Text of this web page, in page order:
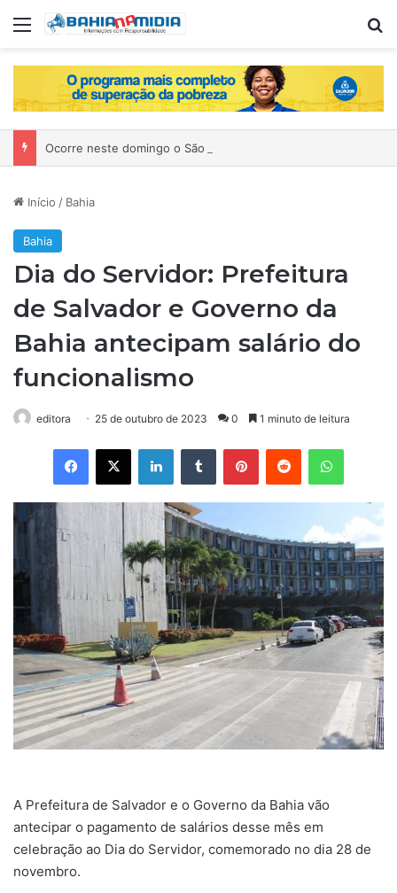
Menu
Início / Bahia
Bahia
Dia do Servidor: Prefeitura
de Salvador e Governo da
Bahia antecipam salário do
funcionalismo
editora 25 de outubro de 2023 0 1 minuto de leitura
A Prefeitura de Salvador e o Governo da Bahia vão
antecipar o pagamento de salários desse mês em
celebração ao Dia do Servidor, comemorado no dia 28 de
novembro.